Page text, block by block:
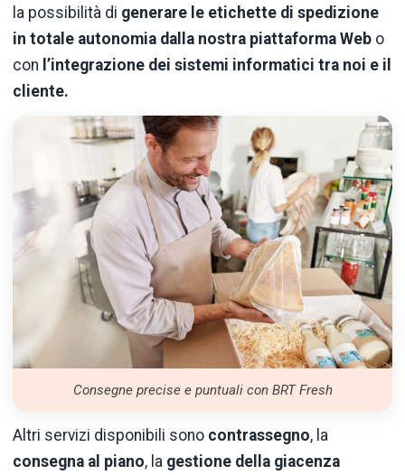
la possibilità di generare le etichette di spedizione
in totale autonomia dalla nostra piattaforma Web o
con l’integrazione dei sistemi informatici tra noi e il
cliente.
Consegne precise e puntuali con BRT Fresh
Altri servizi disponibili sono contrassegno, la
consegna al piano, la gestione della giacenza